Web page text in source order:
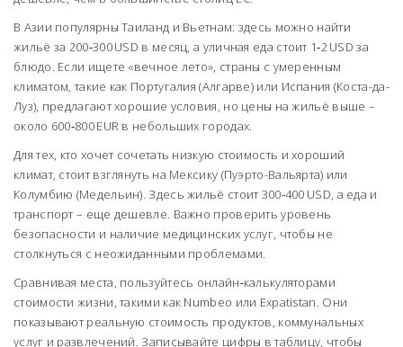
В Азии популярны Таиланд и Вьетнам: здесь можно найти
жильё за 200‑300 USD в месяц, а уличная еда стоит 1‑2 USD за
блюдо. Если ищете «вечное лето», страны с умеренным
климатом, такие как Португалия (Алгарве) или Испания (Коста-да-
Луз), предлагают хорошие условия, но цены на жильё выше –
около 600‑800 EUR в небольших городах.
Для тех, кто хочет сочетать низкую стоимость и хороший
климат, стоит взглянуть на Мексику (Пуэрто-Вальярта) или
Колумбию (Медельин). Здесь жильё стоит 300‑400 USD, а еда и
транспорт – еще дешевле. Важно проверить уровень
безопасности и наличие медицинских услуг, чтобы не
столкнуться с неожиданными проблемами.
Сравнивая места, пользуйтесь онлайн‑калькуляторами
стоимости жизни, такими как Numbeo или Expatistan. Они
показывают реальную стоимость продуктов, коммунальных
услуг и развлечений. Записывайте цифры в таблицу, чтобы